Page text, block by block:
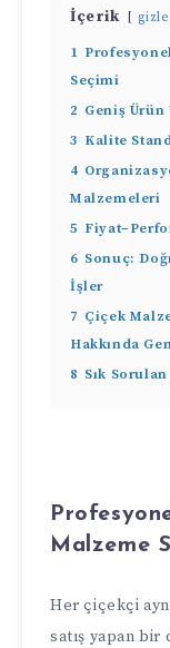
İçerik gizle
1
Seçimi
2 Geniş
3 Kalite
4
Malzemeleri
5
6 Sonuç:
İşler
7 Çiçek
Hakkında
8 Sık
Malzeme
Her çiçekçi
satış yapan bir